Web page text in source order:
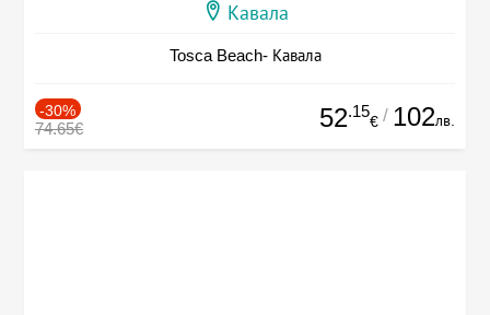
Кавала
Tosca Beach- Кавала
-30%
74.65€ 52.15
€ / 102лв.